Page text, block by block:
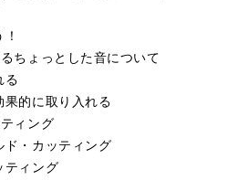
ちょっとした音について
る
果的に取り入れる
ィング
ド・カッティング
ティング